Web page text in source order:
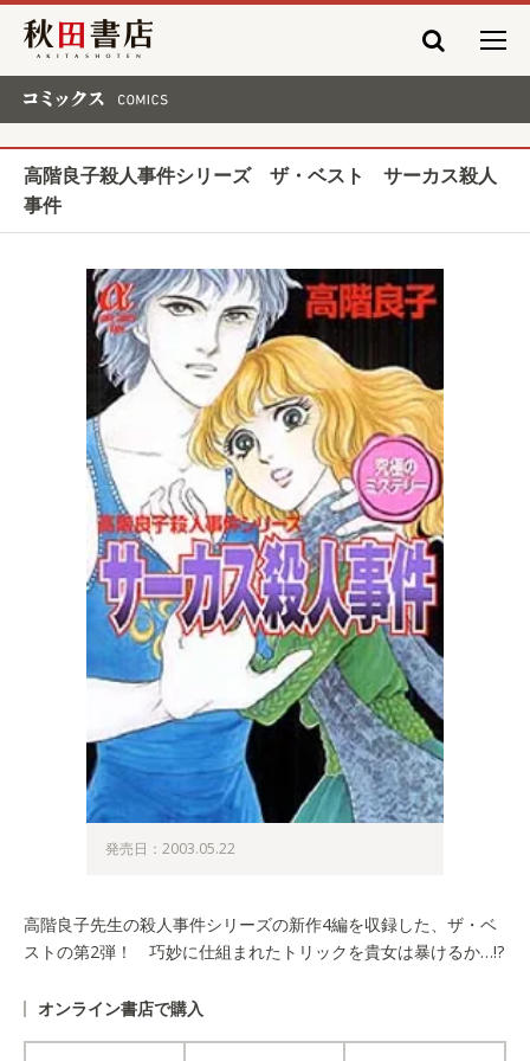
秋田書店
高階良子殺人事件シリーズ ザ・ベスト サーカス殺人
事件
発売日：2003.05.22
高階良子先生の殺人事件シリーズの新作4編を収録した、ザ・ベ
ストの第2弾！ 巧妙に仕組まれたトリックを貴女は暴けるか…!?
オンライン書店で購入